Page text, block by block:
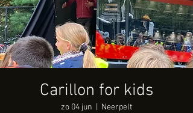
Carillon for kids
zo 04 jun Neerpelt